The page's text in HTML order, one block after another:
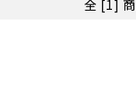
全 [1]